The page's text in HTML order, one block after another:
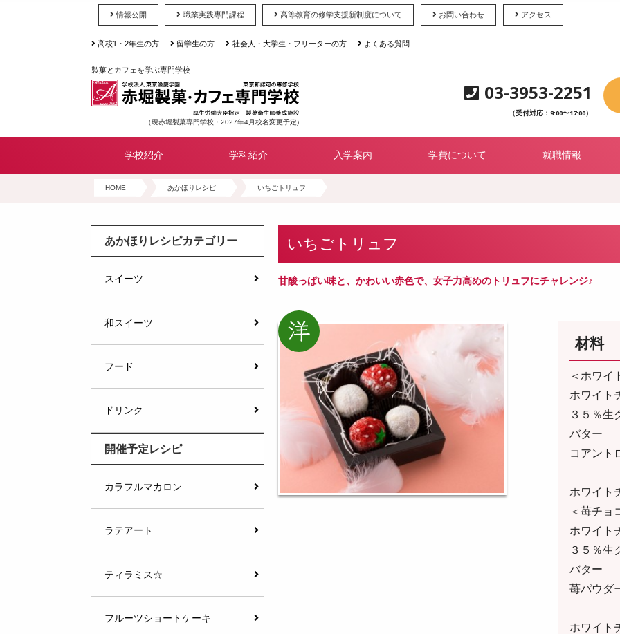
情報公開 職業実践専門課程 高等教育の修学支援新制度について お問い合わせ アクセス
高校1・2年生の方 留学生の方 社会人・大学生・フリーターの方 よくある質問
製菓とカフェを学ぶ専門学校
（現赤堀製菓専門学校・2027年4月校名変更予定)
03-3953-2251
（受付対応：9:00〜17:00）
学校紹介 学科紹介 入学案内 学費について 就職情報
HOME あかほりレシピ いちごトリュフ
いちごトリュフ
甘酸っぱい味と、かわいい赤色で、女子力高めのトリュフにチャレンジ♪
材料
＜ホワイ
ホワイ
３５
バ
コア
ホワイト
＜苺チョ
ホワイ
３５
バ
苺パ
ホワイト
あかほりレシピカテゴリー
スイーツ
和スイーツ
フード
ドリンク
開催予定レシピ
カラフルマカロン
ラテアート
ティラミス☆
フルーツショートケーキ